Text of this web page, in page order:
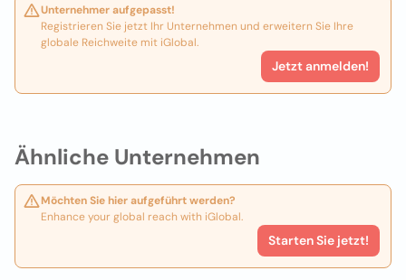
Ähnliche Unternehmen
Möchten Sie hier aufgeführt werden?
Enhance your global reach with iGlobal.
Starten Sie jetzt!
Unternehmer aufgepasst!
Registrieren Sie jetzt Ihr Unternehmen und erweitern Sie Ihre
globale Reichweite mit iGlobal.
Jetzt anmelden!